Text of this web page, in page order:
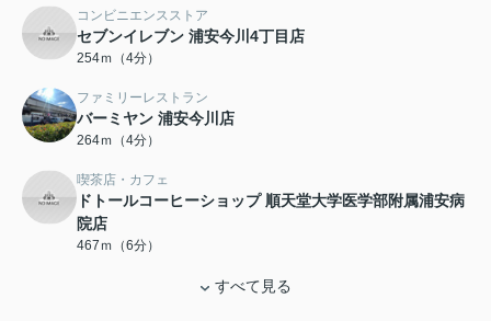
コンビニエンスストア
セブンイレブン 浦安今川4丁目店
254ｍ（4分）
ファミリーレストラン
バーミヤン 浦安今川店
264ｍ（4分）
喫茶店・カフェ
ドトールコーヒーショップ 順天堂大学医学部附属浦安病
院店
467ｍ（6分）
すべて見る